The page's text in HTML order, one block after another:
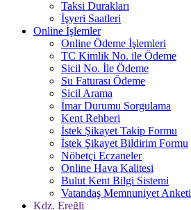
Taksi Durakları
İşyeri Saatleri
Online İşlemler
Online Ödeme İşlemleri
TC Kimlik No. ile Ödeme
Sicil No. İle Ödeme
Su Faturası Ödeme
Sicil Arama
İmar Durumu Sorgulama
Kent Rehberi
İstek Şikayet Takip Formu
İstek Şikayet Bildirim Formu
Nöbetçi Eczaneler
Online Hava Kalitesi
Bulut Kent Bilgi Sistemi
Vatandaş Memnuniyet Anketi
Kdz. Ereğli